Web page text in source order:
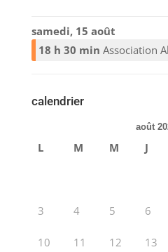
samedi, 15 août
18 h 30 min Association
calendrier
août
L M M J
3 4 5 6
10 11 12 13